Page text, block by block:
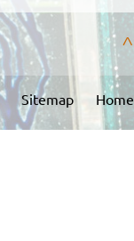
^
Home
Sitemap